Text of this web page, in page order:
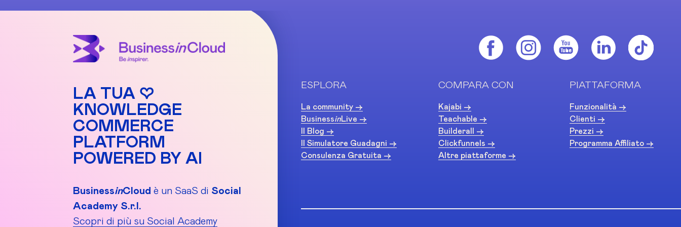
LA TUA ♡
KNOWLEDGE
COMMERCE
PLATFORM
POWERED BY AI
BusinessinCloud è un SaaS di Social
Academy S.r.l.
Scopri di più su Social Academy
ESPLORA
La community ->
BusinessinLive ->
Il Blog ->
Il Simulatore Guadagni ->
Consulenza Gratuita ->
COMPARA CON
Kajabi ->
Teachable ->
Builderall ->
Clickfunnels ->
Altre piattaforme ->
PIATTAFORMA
Funzionalità ->
Clienti ->
Prezzi ->
Programma Affiliato ->